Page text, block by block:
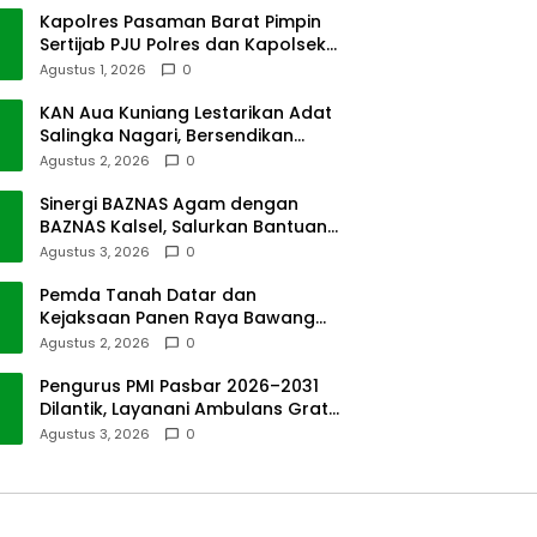
Kapolres Pasaman Barat Pimpin
Sertijab PJU Polres dan Kapolsek
Sungai Beremas
Agustus 1, 2026 0
KAN Aua Kuniang Lestarikan Adat
Salingka Nagari, Bersendikan
Kitabullah
Agustus 2, 2026 0
Sinergi BAZNAS Agam dengan
BAZNAS Kalsel, Salurkan Bantuan
Bencana Alam
Agustus 3, 2026 0
Pemda Tanah Datar dan
Kejaksaan Panen Raya Bawang
Merah di Sawah Tangah
Agustus 2, 2026 0
Pengurus PMI Pasbar 2026–2031
Dilantik, Layanani Ambulans Gratis
ke Padang
Agustus 3, 2026 0